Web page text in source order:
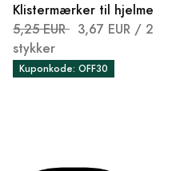
Klistermærker til hjelme
5,25 EUR 3,67 EUR / 2
stykker
Kuponkode: OFF30